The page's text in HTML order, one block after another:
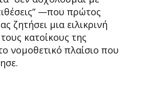
—που πρώτος
ζητήσει μια ειλικρινή
κατοίκους της
νομοθετικό πλαίσιο που